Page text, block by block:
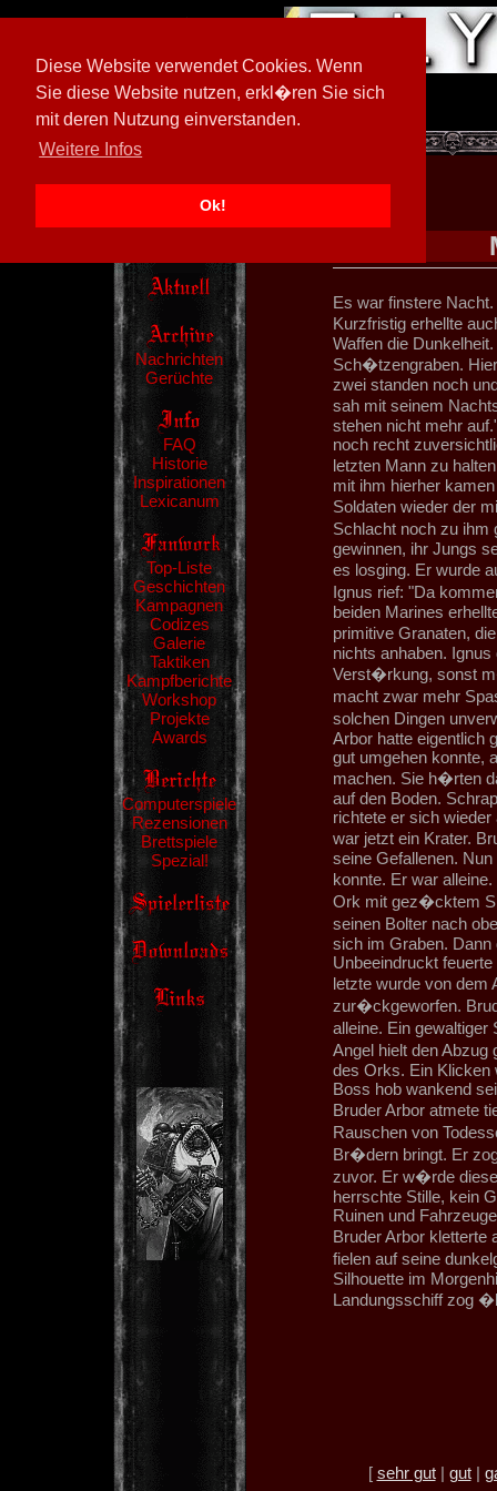
Diese Website verwendet Cookies. Wenn
Sie diese Website nutzen, erkl�ren Sie sich
mit deren Nutzung einverstanden.
Weitere Infos
Ok!
[ 600026/M3]
Nachrichten
Gerüchte
FAQ
Historie
Inspirationen
Lexicanum
Top-Liste
Geschichten
Kampagnen
Codizes
Galerie
Taktiken
Kampfberichte
Workshop
Projekte
Awards
Computerspiele
Rezensionen
Brettspiele
Spezial!
Es war finstere
Kurzfristig erhellte
Waffen die
Sch�tzengraben.
zwei standen noch
sah mit seinem
stehen nicht mehr
noch recht
letzten Mann zu
mit ihm hierher
Soldaten wieder der
Schlacht noch zu
gewinnen, ihr Jungs
es losging. Er wurde
Ignus rief: "Da
beiden Marines
primitive Granaten,
nichts anhaben.
Verst�rkung, sonst
macht zwar mehr
solchen Dingen
Arbor hatte eigentlich
gut umgehen konnte,
machen. Sie h�rten
auf den Boden.
richtete er sich
war jetzt ein Krater.
seine Gefallenen.
konnte. Er war
Ork mit gez�cktem
seinen Bolter nach
sich im Graben. Dann
Unbeeindruckt
letzte wurde von
zur�ckgeworfen.
alleine. Ein
Angel hielt den
des Orks. Ein Klicken
Boss hob wankend
Bruder Arbor atmete
Rauschen von
Br�dern bringt. Er
zuvor. Er w�rde
herrschte Stille, kein
Ruinen und
Bruder Arbor
fielen auf seine
Silhouette im
Landungsschiff zog
[ sehr gut| gut|